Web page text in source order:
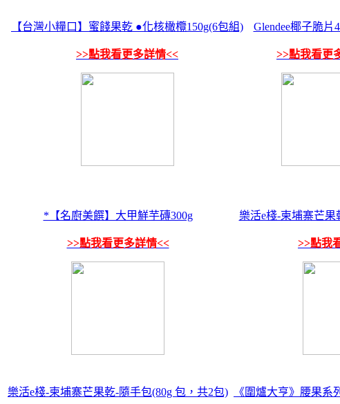
【台灣小糧口】蜜餞果乾 ●化核橄欖150g(6包組)
>>點我看更多詳情<<
Glendee椰子脆片
>>點我看更
*【名廚美饌】大甲鮮芋磚300g
>>點我看更多詳情<<
樂活e棧-柬埔寨芒果
>>點我
樂活e棧-柬埔寨芒果乾-隨手包(80g 包，共2包) 《圍爐大亨》腰果系